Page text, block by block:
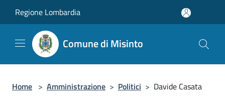
Regione Lombardia
Comune di Misinto
Home > Amministrazione > Politici > Davide Casata